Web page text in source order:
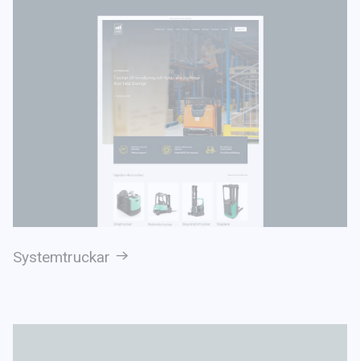
Systemtruckar